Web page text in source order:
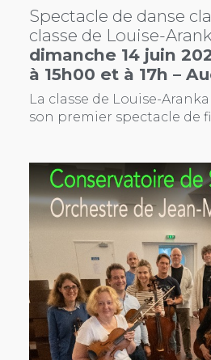
Spectacle de danse
classe de Louise-
dimanche 14 juin
à 15h00 et à 17h –
La classe de Louise-
son premier spectacle de